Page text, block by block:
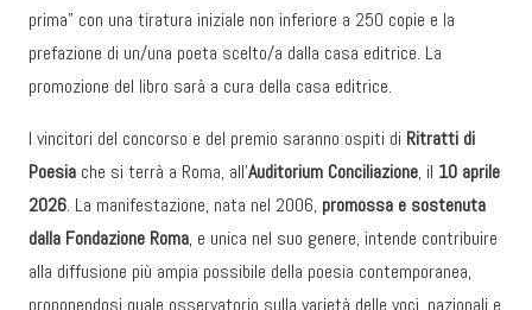
prima” con una tiratura iniziale non inferiore a 250 copie e la
prefazione di un/una poeta scelto/a dalla casa editrice. La
promozione del libro sarà a cura della casa editrice.
I vincitori del concorso e del premio saranno ospiti di Ritratti di
Poesia che si terrà a Roma, all’Auditorium Conciliazione, il 10 aprile
2026. La manifestazione, nata nel 2006, promossa e sostenuta
dalla Fondazione Roma, e unica nel suo genere, intende contribuire
alla diffusione più ampia possibile della poesia contemporanea,
proponendosi quale osservatorio sulla varietà delle voci, nazionali e